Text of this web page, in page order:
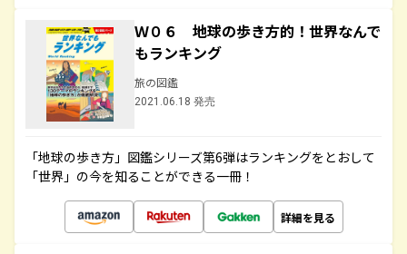
Ｗ０６ 地球の歩き方的！世界なんで
もランキング
旅の図鑑
2021.06.18 発売
「地球の歩き方」図鑑シリーズ第6弾はランキングをとおして
「世界」の今を知ることができる一冊！
詳細を見る